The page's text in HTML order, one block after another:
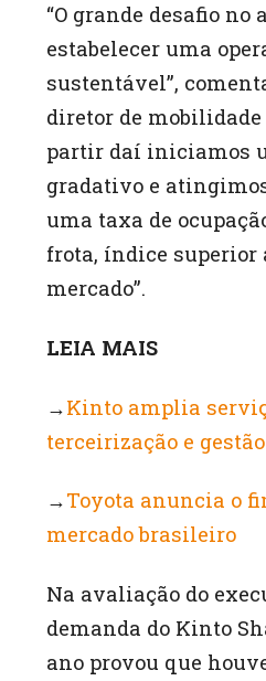
“O grande desafio no
estabelecer uma
sustentável”,
diretor de mobilidade
partir daí iniciamos
gradativo e
uma taxa de
frota, índice superior
mercado”.
LEIA MAIS
→Kinto amplia
terceirização e
→Toyota anuncia o
mercado brasileiro
Na avaliação do
demanda do Kinto
ano provou que